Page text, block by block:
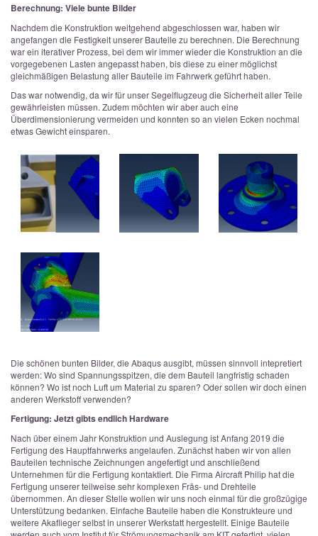
Berechnung: Viele bunte Bilder
Nachdem die Konstruktion weitgehend abgeschlossen war, haben wir
angefangen die Festigkeit unserer Bauteile zu berechnen. Die Berechnung
war ein iterativer Prozess, bei dem wir immer wieder die Konstruktion an die
vorgegebenen Lasten angepasst haben, bis diese zu einer möglichst
gleichmäßigen Belastung aller Bauteile im Fahrwerk geführt haben.
Das war notwendig, da wir für unser Segelflugzeug die Sicherheit aller Teile
gewährleisten müssen. Zudem möchten wir aber auch eine
Überdimensionierung vermeiden und konnten so an vielen Ecken nochmal
etwas Gewicht einsparen.
Die schönen bunten Bilder, die Abaqus ausgibt, müssen sinnvoll intepretiert
werden: Wo sind Spannungsspitzen, die dem Bauteil langfristig schaden
können? Wo ist noch Luft um Material zu sparen? Oder sollen wir doch einen
anderen Werkstoff verwenden?
Fertigung: Jetzt gibts endlich Hardware
Nach über einem Jahr Konstruktion und Auslegung ist Anfang 2019 die
Fertigung des Hauptfahrwerks angelaufen. Zunächst haben wir von allen
Bauteilen technische Zeichnungen angefertigt und anschließend
Unternehmen für die Fertigung kontaktiert. Die Firma Aircraft Philip hat die
Fertigung unserer teilweise sehr komplexen Fräs- und Drehteile
übernommen. An dieser Stelle wollen wir uns noch einmal für die großzügige
Unterstützung bedanken. Einfache Bauteile haben die Konstrukteure und
weitere Akaflieger selbst in unserer Werkstatt hergestellt. Einige Bauteile